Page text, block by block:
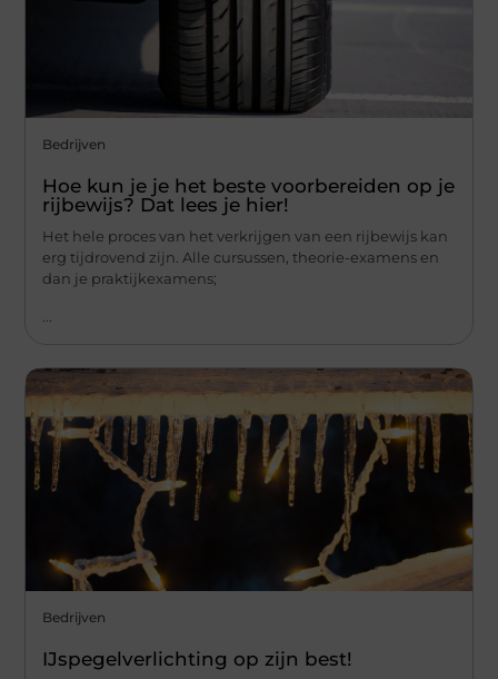
Bedrijven
Hoe kun je je het beste voorbereiden op je
rijbewijs? Dat lees je hier!
Het hele proces van het verkrijgen van een rijbewijs kan
erg tijdrovend zijn. Alle cursussen, theorie-examens en
dan je praktijkexamens;
Bedrijven
IJspegelverlichting op zijn best!